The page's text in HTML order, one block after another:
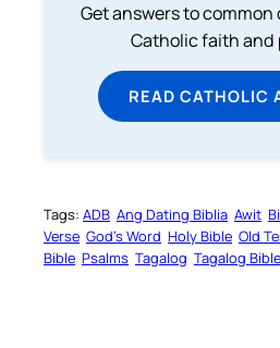
Get answers to
Catholic faith and
READ CATHOLIC
Tags: ADB Ang Dating Biblia Awit
Verse God’s Word Holy Bible Old
Bible Psalms Tagalog Tagalog Bible